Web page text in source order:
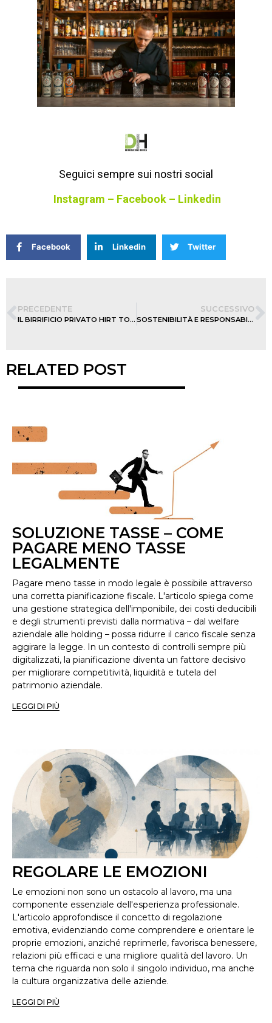
Seguici sempre sui nostri social
Instagram – Facebook – Linkedin
Facebook Linkedin Twitter
PRECEDENTE
IL BIRRIFICIO PRIVATO HIRT TORNA A BRILLARE
SUCCESSIVO
SOSTENIBILITÀ E RESPONSABILITÀ SOCIALE
RELATED POST
SOLUZIONE TASSE – COME
PAGARE MENO TASSE
LEGALMENTE
Pagare meno tasse in modo legale è possibile attraverso
una corretta pianificazione fiscale. L'articolo spiega come
una gestione strategica dell'imponibile, dei costi deducibili
e degli strumenti previsti dalla normativa – dal welfare
aziendale alle holding – possa ridurre il carico fiscale senza
aggirare la legge. In un contesto di controlli sempre più
digitalizzati, la pianificazione diventa un fattore decisivo
per migliorare competitività, liquidità e tutela del
patrimonio aziendale.
LEGGI DI PIÙ
REGOLARE LE EMOZIONI
Le emozioni non sono un ostacolo al lavoro, ma una
componente essenziale dell'esperienza professionale.
L'articolo approfondisce il concetto di regolazione
emotiva, evidenziando come comprendere e orientare le
proprie emozioni, anziché reprimerle, favorisca benessere,
relazioni più efficaci e una migliore qualità del lavoro. Un
tema che riguarda non solo il singolo individuo, ma anche
la cultura organizzativa delle aziende.
LEGGI DI PIÙ